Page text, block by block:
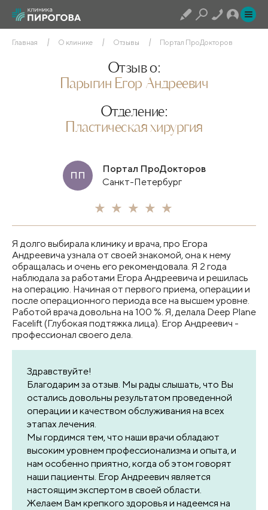
Главная О клинике Отзывы Портал ПроДокторов
Отзыв о:
Парыгин Егор Андреевич
Отделение:
Пластическая хирургия
ПП
Портал ПроДокторов
Санкт-Петербург
Я долго выбирала клинику и врача, про Егора
Андреевича узнала от своей знакомой, она к нему
обращалась и очень его рекомендовала. Я 2 года
наблюдала за работами Егора Андреевича и решилась
на операцию. Начиная от первого приема, операции и
после операционного периода все на высшем уровне.
Работой врача довольна на 100 %. Я, делала Deep Plane
Facelift (Глубокая подтяжка лица). Егор Андреевич -
профессионал своего дела.
Здравствуйте!
Благодарим за отзыв. Мы рады слышать, что Вы
остались довольны результатом проведенной
операции и качеством обслуживания на всех
этапах лечения.
Мы гордимся тем, что наши врачи обладают
высоким уровнем профессионализма и опыта, и
нам особенно приятно, когда об этом говорят
наши пациенты. Егор Андреевич является
настоящим экспертом в своей области.
Желаем Вам крепкого здоровья и надеемся на